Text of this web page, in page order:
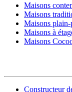
Maisons
Maisons
Maisons plain-
Maisons à
Maisons
Constructeur